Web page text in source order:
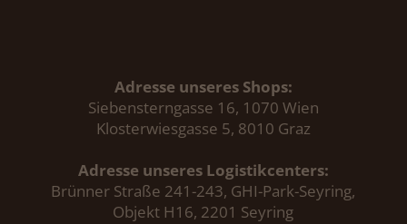
Adresse unseres Shops:
Siebensterngasse 16, 1070 Wien
Klosterwiesgasse 5, 8010 Graz
Adresse unseres Logistikcenters:
Brünner Straße 241-243, GHI-Park-Seyring,
Objekt H16, 2201 Seyring